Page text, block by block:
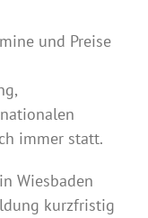
und Preise
immer statt.
Wiesbaden
kurzfristig